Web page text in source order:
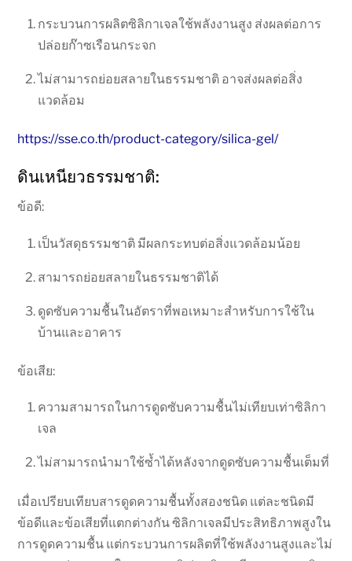
กระบวนการผลิตซิลิกาเจลใช้พลังงานสูง ส่งผลต่อการ
ปล่อยก๊าซเรือนกระจก
ไม่สามารถย่อยสลายในธรรมชาติ อาจส่งผลต่อสิ่ง
แวดล้อม
https://sse.co.th/product-category/silica-gel/
ดินเหนียวธรรมชาติ:
ข้อดี:
เป็นวัสดุธรรมชาติ มีผลกระทบต่อสิ่งแวดล้อมน้อย
สามารถย่อยสลายในธรรมชาติได้
ดูดซับความชื้นในอัตราที่พอเหมาะสำหรับการใช้ใน
บ้านและอาคาร
ข้อเสีย:
ความสามารถในการดูดซับความชื้นไม่เทียบเท่าซิลิกา
เจล
ไม่สามารถนำมาใช้ซ้ำได้หลังจากดูดซับความชื้นเต็มที่
เมื่อเปรียบเทียบสารดูดความชื้นทั้งสองชนิด แต่ละชนิดมี
ข้อดีและข้อเสียที่แตกต่างกัน ซิลิกาเจลมีประสิทธิภาพสูงใน
การดูดความชื้น แต่กระบวนการผลิตที่ใช้พลังงานสูงและไม่